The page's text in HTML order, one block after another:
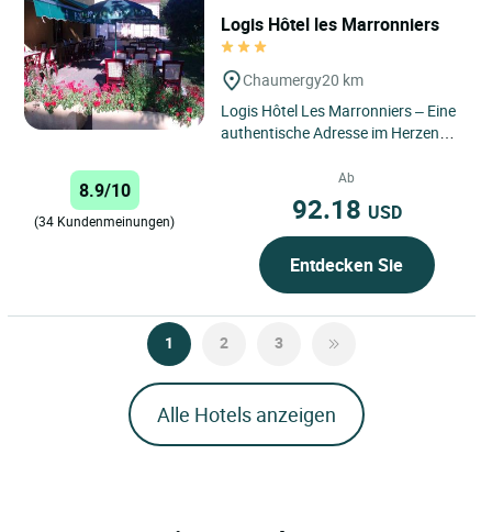
Logis Hôtel les Marronniers
Chaumergy20 km
Logis Hôtel Les Marronniers – Eine
authentische Adresse im Herzen
Einfachheit und Geselligkeit...
8.9/10
(34 Kundenmeinungen)
Ab
92.18 USD
Entdecken Sie
1 2 3
Alle Hotels anzeigen